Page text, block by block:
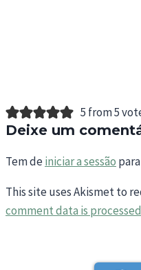
5 from 5
Deixe um
Tem deiniciar a sessão
This site uses Akismet to
comment data is